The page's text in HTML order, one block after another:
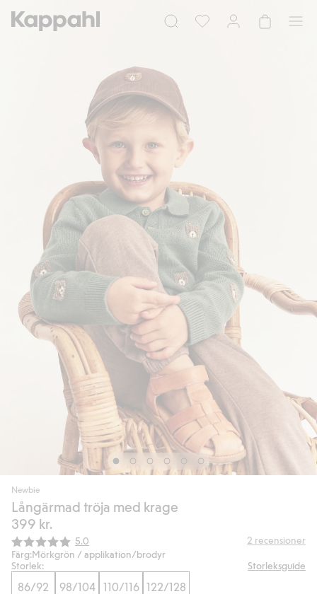
Newbie
Långärmad tröja med krage
399 kr.
Snittbetyg:
5.0 2 recensioner
Färg:Mörkgrön / applikation/brodyr
Storlek:
Storleksguide
86/92 98/104 110/116 122/128